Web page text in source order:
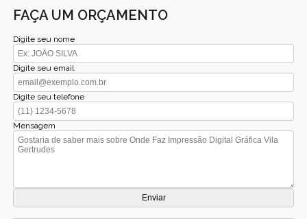
FAÇA UM ORÇAMENTO
Digite seu nome
Digite seu email
Digite seu telefone
Mensagem